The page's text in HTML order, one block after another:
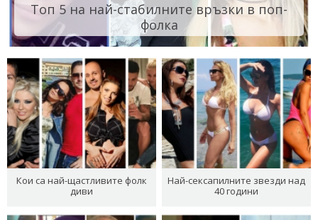
Топ 5 на най-стабилните връзки в поп-
фолка
Кои са най-щастливите фолк
диви
Най-сексапилните звезди над
40 години